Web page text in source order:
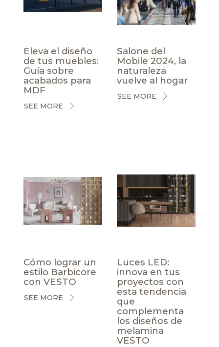
Eleva el diseño
de tus muebles:
Guía sobre
acabados para
MDF
SEE MORE
Salone del
Mobile 2024, la
naturaleza
vuelve al hogar
SEE MORE
Cómo lograr un
estilo Barbicore
con VESTO
SEE MORE
Luces LED:
innova en tus
proyectos con
esta tendencia
que
complementa
los diseños de
melamina
VESTO